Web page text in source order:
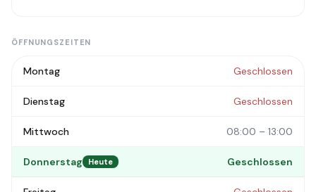
ÖFFNUNGSZEITEN
Montag Geschlossen
Dienstag Geschlossen
Mittwoch 08:00 – 13:00
Donnerstag Heute Geschlossen